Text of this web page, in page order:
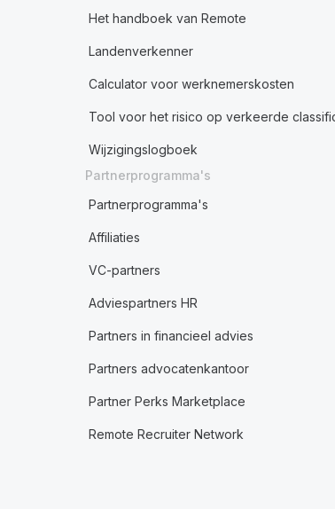
Het handboek van Remote
Landenverkenner
Calculator voor werknemerskosten
Tool voor het risico op verkeerde
Wijzigingslogboek
Partnerprogramma's
Partnerprogramma's
Affiliaties
VC-partners
Adviespartners HR
Partners in financieel advies
Partners advocatenkantoor
Partner Perks Marketplace
Remote Recruiter Network